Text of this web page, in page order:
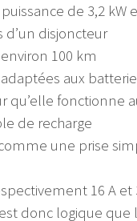
de 3,2 kW
disjoncteur
100 km
aux
qu’elle fonctionne
de recharge
une prise
16 A et
donc logique que